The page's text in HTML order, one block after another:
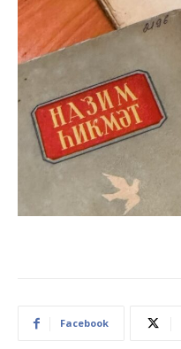
Facebook